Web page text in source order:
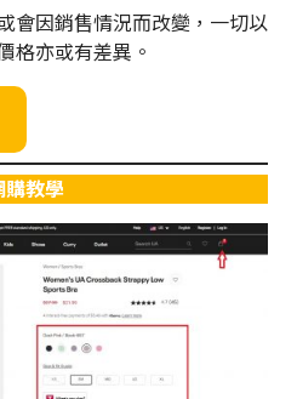
會因銷售情況而改變，一切以
格亦或有差異。
購教學